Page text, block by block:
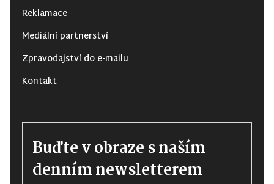
Reklamace
Mediální partnerství
Zpravodajství do e-mailu
Kontakt
Buďte v obraze s naším
denním newsletterem